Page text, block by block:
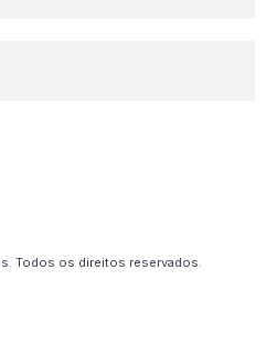
Todos os direitos reservados.